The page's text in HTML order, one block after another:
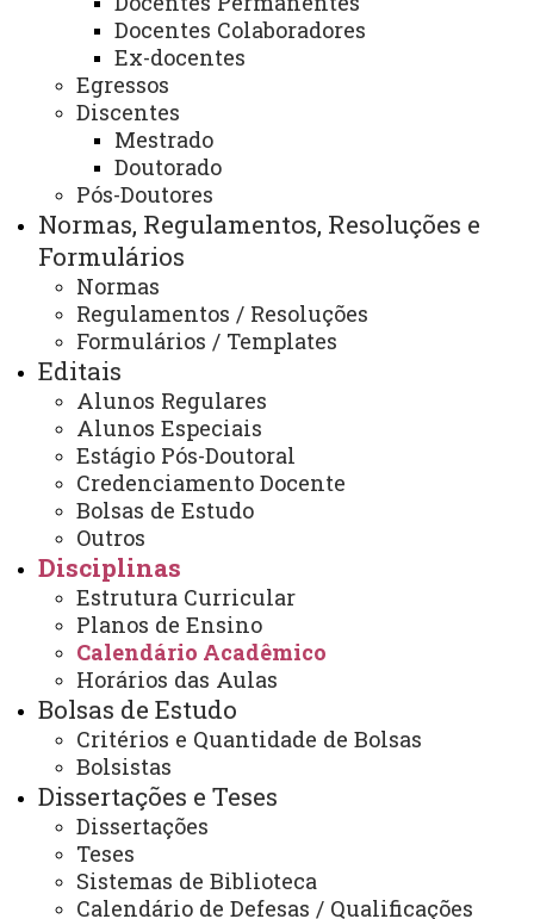
Docentes Colaboradores
Ex-docentes
Egressos
Discentes
Mestrado
Doutorado
Pós-Doutores
Normas, Regulamentos, Resoluções e
Formulários
Normas
Regulamentos / Resoluções
Formulários / Templates
Editais
Alunos Regulares
Alunos Especiais
Estágio Pós-Doutoral
Credenciamento Docente
Bolsas de Estudo
Outros
Disciplinas
Estrutura Curricular
Planos de Ensino
Calendário Acadêmico
Horários das Aulas
Bolsas de Estudo
Critérios e Quantidade de Bolsas
Bolsistas
Dissertações e Teses
Dissertações
Teses
Sistemas de Biblioteca
Calendário de Defesas / Qualificações
Cronograma de Atividades Acadêmicas 2024 -
Aprovado em 04/12/2023
Calendário/Cronograma Atividades Acadêmicas 2023 -
alterado em 24/07/2023
Calendário/Cronograma Atividades Acadêmicas:
2022/2 e 2023
Calendário/Cronograma Atividades Acadêmicas:
2021/1, 2021/2, 2022/1 e 2022/2 (Civil 2022-2023)
Calendário Acadêmico 2021/1
Calendário Acadêmico 2020/2 - Ano Corrente 2021
(Covid19)
Calendário Acadêmico 2020 - Alterado (Covid19)
Calendário Acadêmico 2020
Calendário Acadêmico 2019
ATUALIZAÇÃO MAIS RECENTE: 27 DE JULHO DE
2026
ACESSOS: 10678
Telefone: